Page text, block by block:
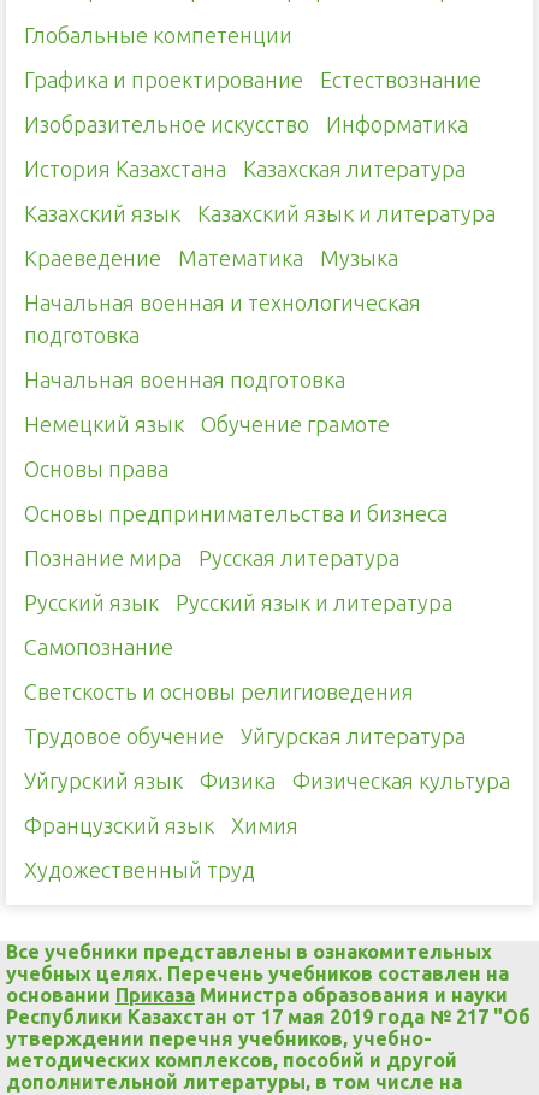
Глобальные компетенции
Графика и проектирование
Естествознание
Изобразительное искусство
Информатика
История Казахстана
Казахская литература
Казахский язык
Казахский язык и литература
Краеведение
Математика
Музыка
Начальная военная и технологическая
подготовка
Начальная военная подготовка
Немецкий язык
Обучение грамоте
Основы права
Основы предпринимательства и бизнеса
Познание мира
Русская литература
Русский язык
Русский язык и литература
Самопознание
Светскость и основы религиоведения
Трудовое обучение
Уйгурская литература
Уйгурский язык
Физика
Физическая культура
Французский язык
Химия
Художественный труд
Все учебники представлены в ознакомительных
учебных целях. Перечень учебников составлен на
основании Приказа Министра образования и науки
Республики Казахстан от 17 мая 2019 года № 217 "Об
утверждении перечня учебников, учебно-
методических комплексов, пособий и другой
дополнительной литературы, в том числе на